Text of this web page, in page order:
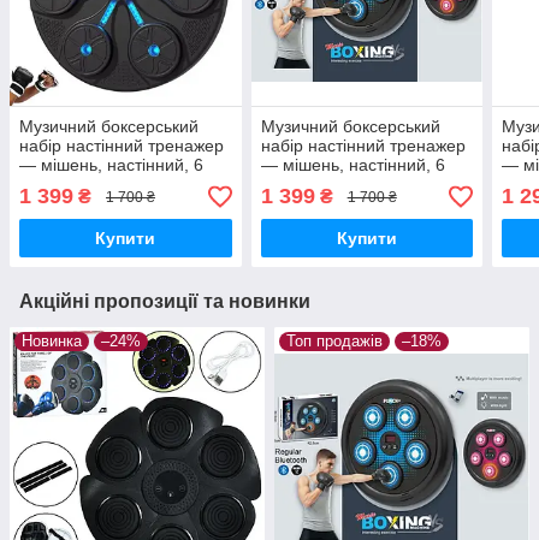
Музичний боксерський
набір настінний тренажер
— мішень, настінний, 6
цілей, Bluetooth
1 399 ₴ 1 700 ₴
Купити
Музичний боксерський
набір настінний тренажер
— мішень, настінний, 6
цілей, Bluetooth
1 399₴ 1 700 ₴
Купити
—
1
Акційні пропозиції та новинки
Новинка –24% Топ продажів –18%